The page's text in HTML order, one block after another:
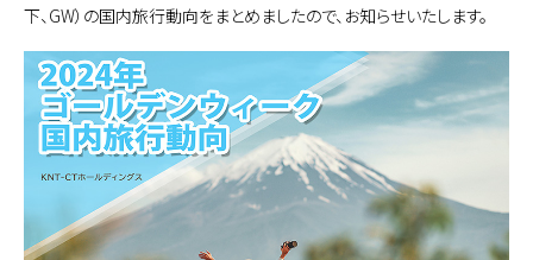
下、GW）の国内旅行動向をまとめましたので、お知らせいたします。